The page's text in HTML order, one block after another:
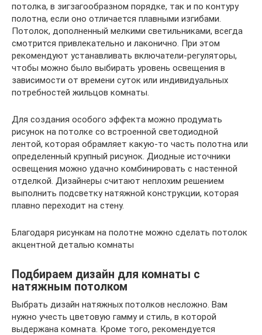
потолка, в зигзагообразном порядке, так и по контуру
полотна, если оно отличается плавными изгибами.
Потолок, дополненный мелкими светильниками, всегда
смотрится привлекательно и лаконично. При этом
рекомендуют устанавливать включатели-регуляторы,
чтобы можно было выбирать уровень освещения в
зависимости от времени суток или индивидуальных
потребностей жильцов комнаты.
Для создания особого эффекта можно продумать
рисунок на потолке со встроенной светодиодной
лентой, которая обрамляет какую-то часть полотна или
определенный крупный рисунок. Диодные источники
освещения можно удачно комбинировать с настенной
отделкой. Дизайнеры считают неплохим решением
выполнить подсветку натяжной конструкции, которая
плавно переходит на стену.
Благодаря рисункам на полотне можно сделать потолок
акцентной деталью комнаты
Подбираем дизайн для комнаты с
натяжным потолком
Выбрать дизайн натяжных потолков несложно. Вам
нужно учесть цветовую гамму и стиль, в которой
выдержана комната. Кроме того, рекомендуется